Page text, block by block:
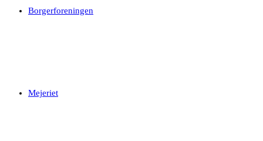
Borgerforeningen
Mejeriet